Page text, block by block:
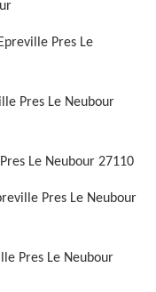
Pres Le
Pres Le Neubour
Le Neubour 27110
Pres Le Neubour
Pres Le Neubour